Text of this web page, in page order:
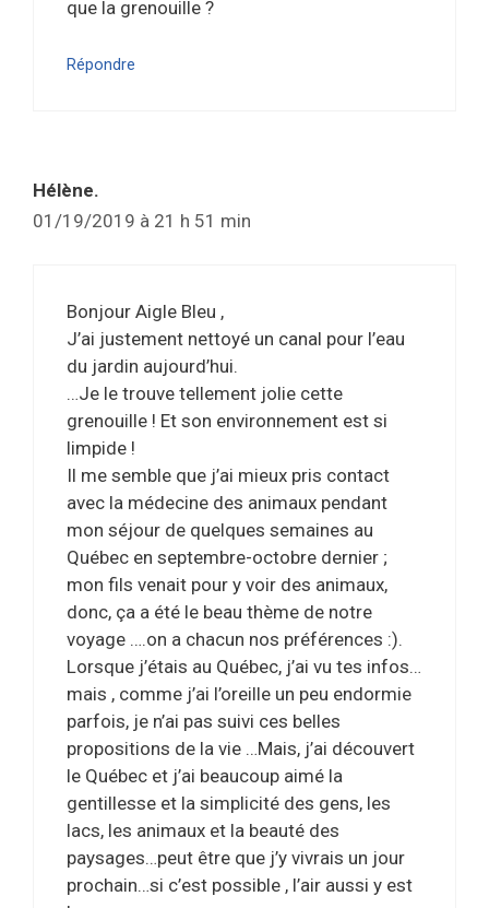
que la grenouille ?
Répondre
Hélène.
01/19/2019 à 21 h 51 min
Bonjour Aigle Bleu ,
J’ai justement nettoyé un canal pour l’eau
du jardin aujourd’hui.
…Je le trouve tellement jolie cette
grenouille ! Et son environnement est si
limpide !
Il me semble que j’ai mieux pris contact
avec la médecine des animaux pendant
mon séjour de quelques semaines au
Québec en septembre-octobre dernier ;
mon fils venait pour y voir des animaux,
donc, ça a été le beau thème de notre
voyage ….on a chacun nos préférences :).
Lorsque j’étais au Québec, j’ai vu tes infos…
mais , comme j’ai l’oreille un peu endormie
parfois, je n’ai pas suivi ces belles
propositions de la vie …Mais, j’ai découvert
le Québec et j’ai beaucoup aimé la
gentillesse et la simplicité des gens, les
lacs, les animaux et la beauté des
paysages…peut être que j’y vivrais un jour
prochain…si c’est possible , l’air aussi y est